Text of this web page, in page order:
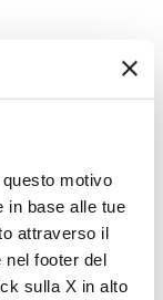
motivo
in base alle tue
attraverso il
nel footer del
sulla X in alto
open_in_new
open_in_new